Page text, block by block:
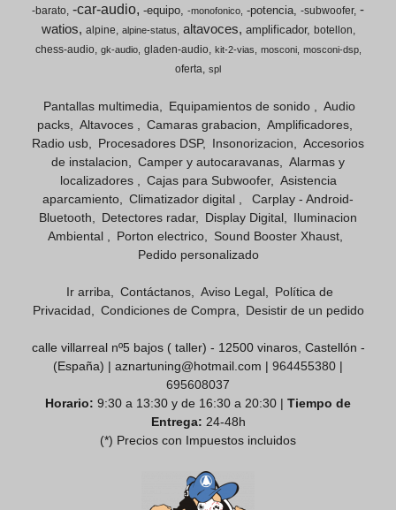
-barato -car-audio -equipo -monofonico -potencia -subwoofer -
watios
alpine alpine-status altavoces amplificador
botellon
chess-audio
gk-audio gladen-audio kit-2-vias mosconi mosconi-dsp
oferta spl
Pantallas multimedia Equipamientos de sonido
Audio
packs
Altavoces Camaras grabacion
Amplificadores
Radio usb
Procesadores DSP Insonorizacion
Accesorios
de instalacion
Camper y autocaravanas
Alarmas y
localizadores
Cajas para Subwoofer
Asistencia
aparcamiento
Climatizador digital
Carplay - Android-
Bluetooth
Detectores radar Display Digital
Iluminacion
Ambiental
Porton electrico
Sound Booster Xhaust
Pedido personalizado
Ir arriba Contáctanos Aviso Legal
Política de
Privacidad
Condiciones de Compra Desistir de un pedido
calle villarreal nº5 bajos ( taller) - 12500 vinaros, Castellón -
(España) | aznartuning@hotmail.com | 964455380 |
695608037
Horario: 9:30 a 13:30 y de 16:30 a 20:30 | Tiempo de
Entrega: 24-48h
(*) Precios con Impuestos incluidos